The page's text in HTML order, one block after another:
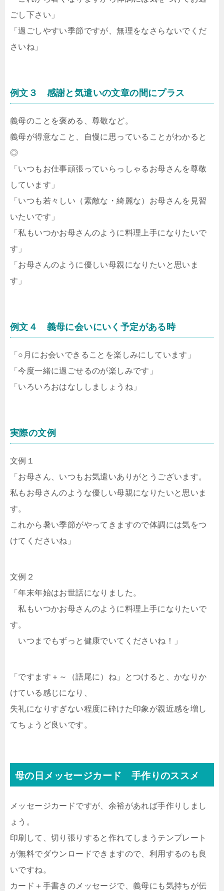
ごし下さい」
「過ごしやすい季節ですが、無理をなさらないでくだ
さいね」
例文３ 感謝と気遣いの文章の間にプラス
義母のことを褒める、尊敬など。
義母が得意なこと、自慢に思っていることがわかると
◎
「いつもお仕事頑張っていらっしゃるお母さんを尊敬
しています」
「いつも若々しい（素敵な・綺麗な）お母さんを見習
いたいです」
「私もいつかお母さんのように料理上手になりたいで
す」
「お母さんのように優しい母親になりたいと思いま
す」
例文４ 義母に会いにいく予定がある時
「○月にお会いできることを楽しみにしています」
「今度一緒に過ごせるのが楽しみです」
「いろいろおはなししましょうね」
実際の文例
文例１
「お母さん、いつもお気遣いありがとうございます。
私もお母さんのような優しい母親になりたいと思いま
す。
これから暑い季節がやってきますので体調には気をつ
けてくださいね」
文例２
「年末年始はお世話になりました。
私もいつかお母さんのように料理上手になりたいで
す。
いつまでもずっと健康でいてくださいね！」
「ですます＋～（語尾に）ね」とつけると、かなりか
けている感じになり、
失礼になりすぎない程度に砕けた印象が親近感を増し
てちょうど良いです。
母の日メッセージカード 手作りのススメ
メッセージカードですが、余裕があれば手作りしまし
ょう。
印刷して、切り張りすると作れてしまうテンプレート
が無料でダウンロードできますので、利用するのも良
いですね。
カード＋手書きのメッセージで、義母にも気持ちが伝